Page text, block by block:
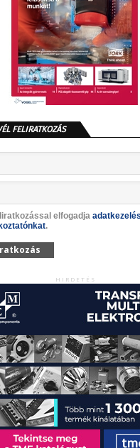
FELIRATKOZÁS
elfogadja
.
HIRDETÉS